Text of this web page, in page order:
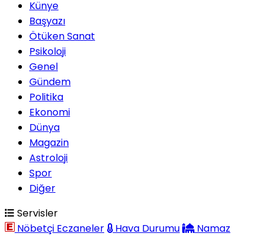
Künye
Başyazı
Ötüken Sanat
Psikoloji
Genel
Gündem
Politika
Ekonomi
Dünya
Magazin
Astroloji
Spor
Diğer
Servisler
Nöbetçi Eczaneler
Hava Durumu
Namaz